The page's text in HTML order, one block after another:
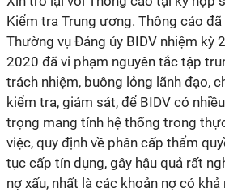
Kiểm tra Trung ương. Thông cáo đã
Thường vụ Đảng ủy BIDV nhiệm kỳ
2020 đã vi phạm nguyên tắc tập
trách nhiệm, buông lỏng lãnh đạo,
kiểm tra, giám sát, để BIDV có
trọng mang tính hệ thống trong
việc, quy định về phân cấp thẩm
tục cấp tín dụng, gây hậu quả rất
nợ xấu, nhất là các khoản nợ có